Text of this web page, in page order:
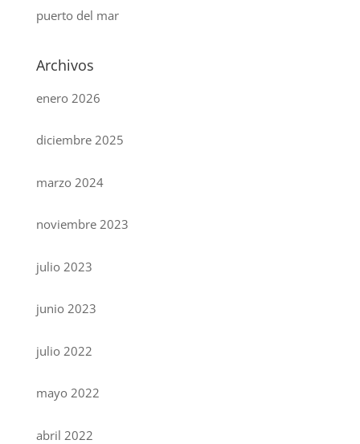
puerto del mar
Archivos
enero 2026
diciembre 2025
marzo 2024
noviembre 2023
julio 2023
junio 2023
julio 2022
mayo 2022
abril 2022